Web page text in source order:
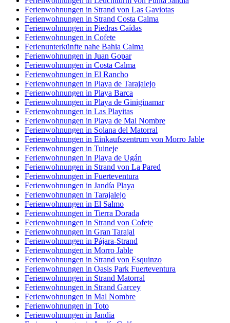
Ferienwohnungen in Strand von Las Gaviotas
Ferienwohnungen in Strand Costa Calma
Ferienwohnungen in Piedras Caídas
Ferienwohnungen in Cofete
Ferienunterkünfte nahe Bahia Calma
Ferienwohnungen in Juan Gopar
Ferienwohnungen in Costa Calma
Ferienwohnungen in El Rancho
Ferienwohnungen in Playa de Tarajalejo
Ferienwohnungen in Playa Barca
Ferienwohnungen in Playa de Giniginamar
Ferienwohnungen in Las Playitas
Ferienwohnungen in Playa de Mal Nombre
Ferienwohnungen in Solana del Matorral
Ferienwohnungen in Einkaufszentrum von Morro Jable
Ferienwohnungen in Tuineje
Ferienwohnungen in Playa de Ugán
Ferienwohnungen in Strand von La Pared
Ferienwohnungen in Fuerteventura
Ferienwohnungen in Jandía Playa
Ferienwohnungen in Tarajalejo
Ferienwohnungen in El Salmo
Ferienwohnungen in Tierra Dorada
Ferienwohnungen in Strand von Cofete
Ferienwohnungen in Gran Tarajal
Ferienwohnungen in Pájara-Strand
Ferienwohnungen in Morro Jable
Ferienwohnungen in Strand von Esquinzo
Ferienwohnungen in Oasis Park Fuerteventura
Ferienwohnungen in Strand Matorral
Ferienwohnungen in Strand Garcey
Ferienwohnungen in Mal Nombre
Ferienwohnungen in Toto
Ferienwohnungen in Jandia